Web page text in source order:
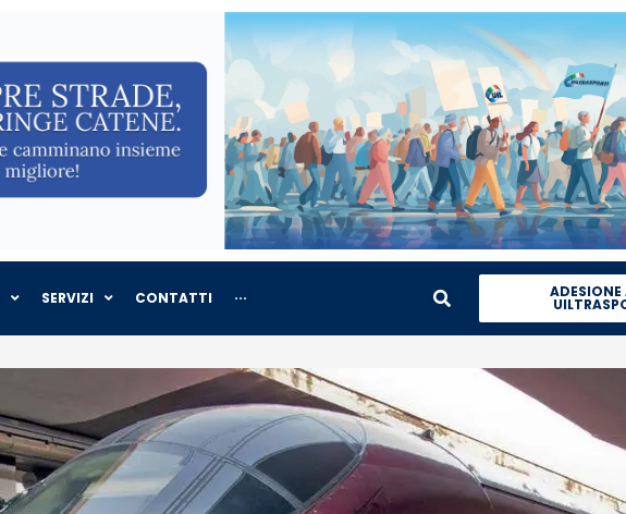
SERVIZI CONTATTI ··· ADESIONE